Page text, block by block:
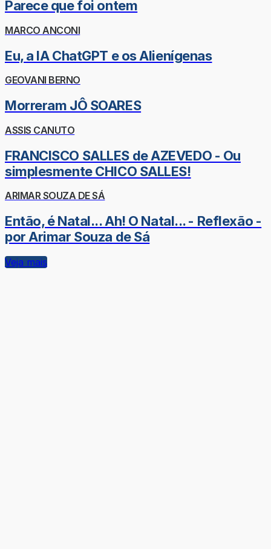
Parece que foi ontem
MARCO ANCONI
Eu, a IA ChatGPT e os Alienígenas
GEOVANI BERNO
Morreram JÔ SOARES
ASSIS CANUTO
FRANCISCO SALLES de AZEVEDO - Ou
simplesmente CHICO SALLES!
ARIMAR SOUZA DE SÁ
Então, é Natal... Ah! O Natal... - Reflexão -
por Arimar Souza de Sá
Veja mais